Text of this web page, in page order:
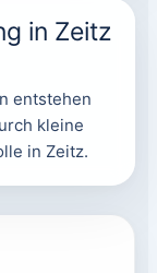
in Zeitz
entstehen
kleine
in Zeitz.